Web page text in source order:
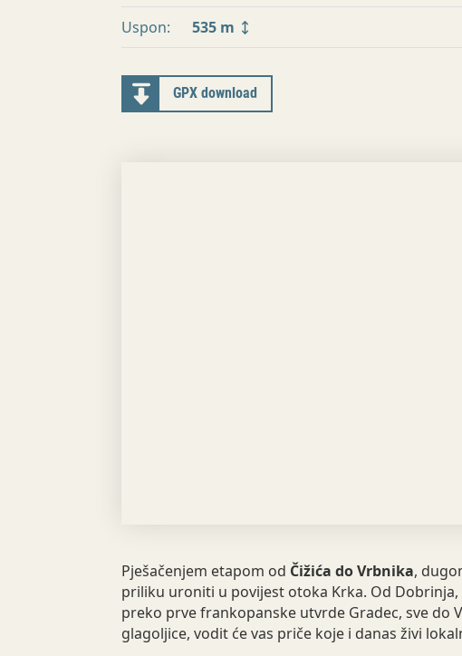
Uspon: 535 m
GPX download
Pješačenjem etapom od Čižića do Vrbnika,
priliku uroniti u povijest otoka Krka. Od
preko prve frankopanske utvrde Gradec, sve do
glagoljice, vodit će vas priče koje i danas živi